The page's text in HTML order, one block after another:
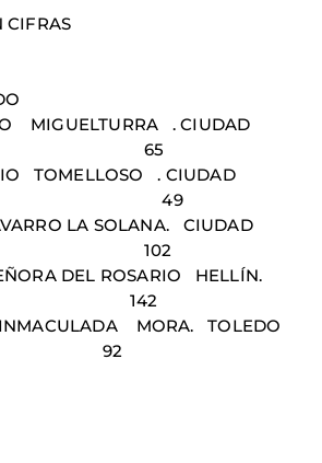
CIFRAS
MIGUELTURRA . CIUDAD
65
TOMELLOSO . CIUDAD
49
LA SOLANA. CIUDAD
102
DEL ROSARIO HELLÍN.
142
INMACULADA MORA. TOLEDO